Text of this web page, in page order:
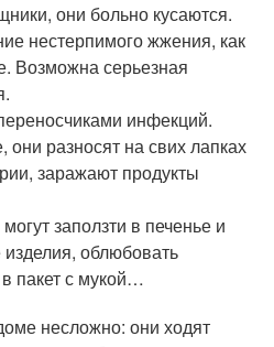
они больно кусаются.
нестерпимого жжения, как
Возможна серьезная
инфекций.
разносят на свих лапках
заражают продукты
заползти в печенье и
облюбовать
пакет с мукой…
несложно: они ходят